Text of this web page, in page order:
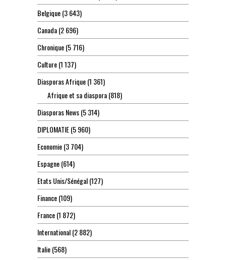
Belgique(3 643)
Canada(2 696)
Chronique(5 716)
Culture(1 137)
Diasporas Afrique(1 361)
Afrique et sa diaspora(818)
Diasporas News(5 314)
DIPLOMATIE(5 960)
Economie(3 704)
Espagne(614)
Etats Unis/Sénégal(127)
Finance(109)
France(1 872)
International(2 882)
Italie(568)